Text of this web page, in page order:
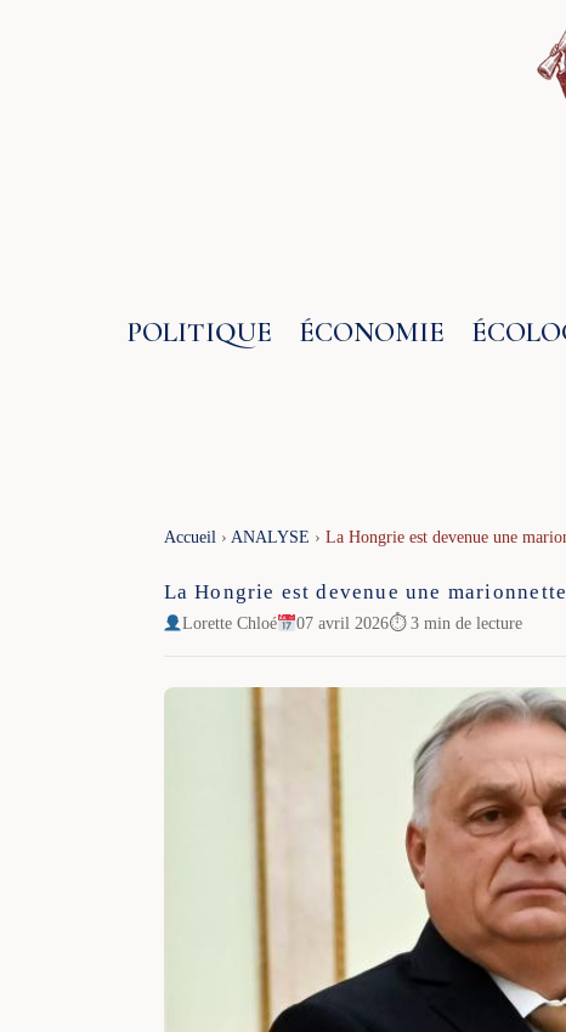
POLITIQUE ÉCONOMIE
Accueil › ANALYSE › La Hongrie est devenue une
La Hongrie est devenue une
Lorette Chloé 07 avril 2026⏱ 3 min de lecture